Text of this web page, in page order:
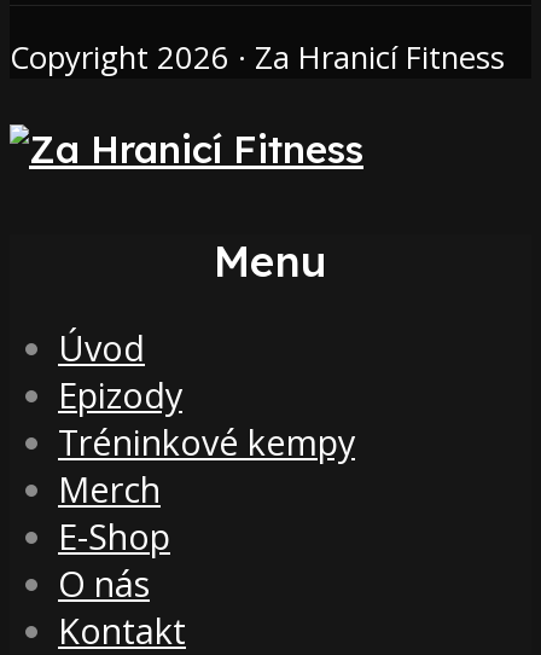
Copyright 2026 · Za Hranicí Fitness
Menu
Úvod
Epizody
Tréninkové kempy
Merch
E-Shop
O nás
Kontakt